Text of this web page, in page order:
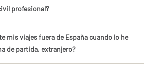
profesional?
mis viajes fuera de España cuando lo he
de partida, extranjero?